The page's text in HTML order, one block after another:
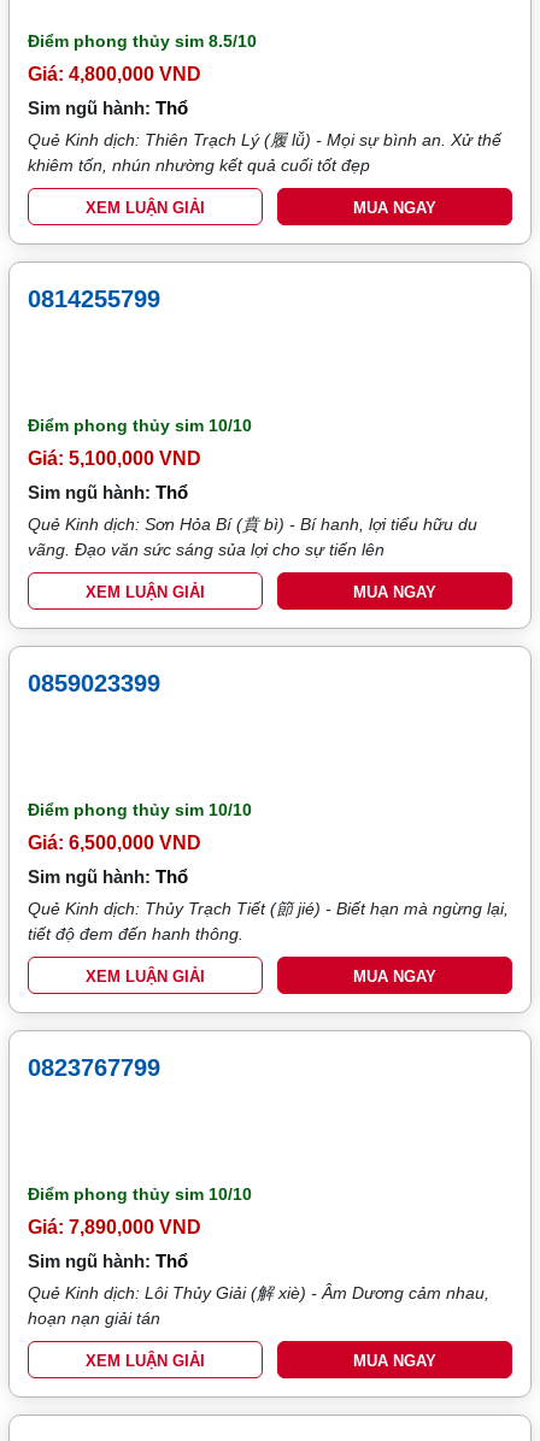
Điểm phong thủy sim8.5/10
Giá: 4,800,000 VND
Sim ngũ hành:Thổ
Quẻ Kinh dịch: Thiên Trạch Lý (履 lǚ) - Mọi sự bình an. Xử thế
khiêm tốn, nhún nhường kết quả cuối tốt đẹp
XEM LUẬN GIẢI MUA NGAY
0814255799
Điểm phong thủy sim 10/10
Giá: 5,100,000 VND
Sim ngũ hành:Thổ
Quẻ Kinh dịch: Sơn Hỏa Bí (賁 bì) - Bí hanh, lợi tiểu hữu du
vãng. Đạo văn sức sáng sủa lợi cho sự tiến lên
XEM LUẬN GIẢI MUA NGAY
0859023399
Điểm phong thủy sim 10/10
Giá: 6,500,000 VND
Sim ngũ hành:Thổ
Quẻ Kinh dịch: Thủy Trạch Tiết (節 jié) - Biết hạn mà ngừng lại,
tiết độ đem đến hanh thông.
XEM LUẬN GIẢI MUA NGAY
0823767799
Điểm phong thủy sim 10/10
Giá: 7,890,000 VND
Sim ngũ hành:Thổ
Quẻ Kinh dịch: Lôi Thủy Giải (解 xiè) - Âm Dương cảm nhau,
hoạn nạn giải tán
XEM LUẬN GIẢI MUA NGAY